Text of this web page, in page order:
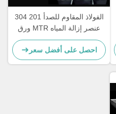
الفولاذ المقاوم للصدأ 201 304
عنصر إزالة المياه MTR ورق
احصل على أفضل سعر